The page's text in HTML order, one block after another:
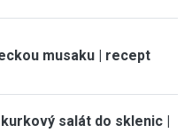
musaku | recept
salát do sklenic |